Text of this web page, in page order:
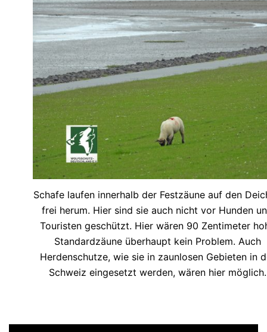
Schafe laufen innerhalb der Festzäune auf den
frei herum. Hier sind sie auch nicht vor Hunden
Touristen geschützt. Hier wären 90 Zentimeter
Standardzäune überhaupt kein Problem. Auch
Herdenschutze, wie sie in zaunlosen Gebieten in
Schweiz eingesetzt werden, wären hier möglich.